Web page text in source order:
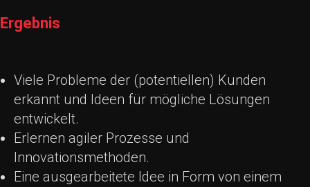
Ergebnis
Viele Probleme der (potentiellen) Kunden
erkannt und Ideen für mögliche Lösungen
entwickelt.
Erlernen agiler Prozesse und
Innovationsmethoden.
Eine ausgearbeitete Idee in Form von einem